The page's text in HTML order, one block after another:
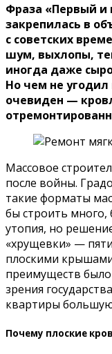
Фраза «Первый и
закрепилась в
с советских
шум, выхлопы,
иногда даже
Но чем не
очевиден —
Массовое
после войны.
такие форматы
бы строить много,
утопия, но
«хрущевки» —
плоскими
преимуществ
зрения
квартиры большую
Почему плоские